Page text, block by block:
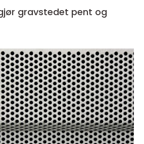
gravstedet pent og